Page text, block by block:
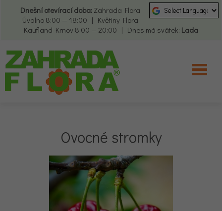
Dnešní otevírací doba: Zahrada Flora
Úvalno 8:00 — 18:00 | Květiny Flora
Kaufland Krnov 8:00 — 20:00 | Dnes má svátek: Lada
Ovocné stromky